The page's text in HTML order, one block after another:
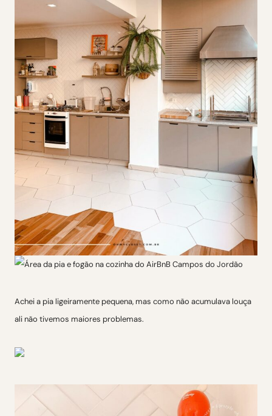
Achei a pia ligeiramente pequena, mas como não acumulava louça
ali não tivemos maiores problemas.